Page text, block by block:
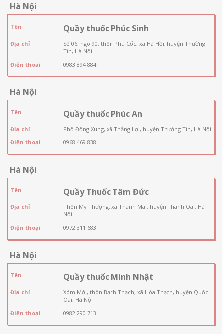
Hà Nội
Tên Quầy thuốc Phúc Sinh
Địa chỉ
Số 06, ngõ 90, thôn Phú Cốc, xã Hà Hồi, huyện Thường
Tín, Hà Nội
Điện thoại
0983 894 884
Hà Nội
Tên Quầy thuốc Phúc An
Địa chỉ
Phố Đống Xung, xã Thắng Lợi, huyện Thường Tín, Hà Nội
Điện thoại
0968 469 838
Hà Nội
Tên Quầy Thuốc Tâm Đức
Địa chỉ
Thôn My Thượng, xã Thanh Mai, huyện Thanh Oai, Hà
Nội
Điện thoại
0972 311 683
Hà Nội
Tên Quầy thuốc Minh Nhật
Địa chỉ
Xóm Mới, thôn Bạch Thạch, xã Hòa Thạch, huyện Quốc
Oai, Hà Nội
Điện thoại
0982 290 713